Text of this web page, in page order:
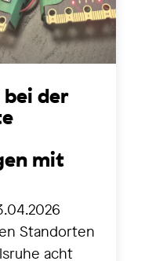
bei der
mit
Standorten
acht